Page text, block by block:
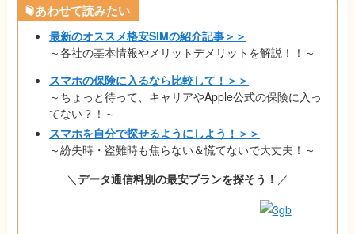
あわせて読みたい
最新のオススメ格安SIMの紹介記事＞＞
～各社の基本情報やメリットデメリットを解説！！～
スマホの保険に入るなら比較して！＞＞
～ちょっと待って、キャリアやApple公式の保険に入っ
てない？！～
スマホを自分で探せるようにしよう！＞＞
～紛失時・盗難時も焦らない＆慌てないで大丈夫！～
＼ データ通信料別の最安プランを探そう！ ／